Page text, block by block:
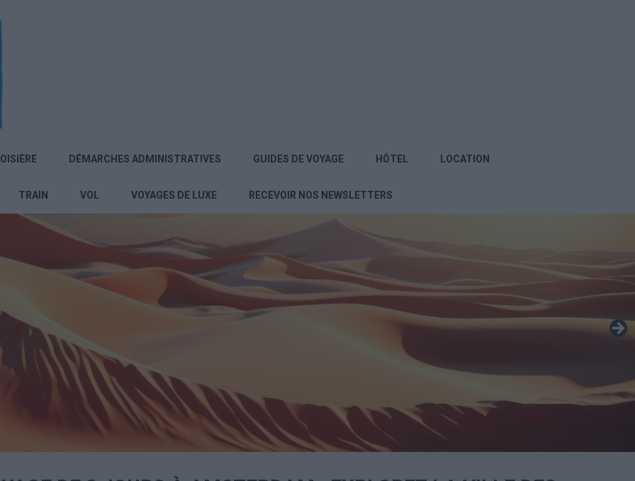
DÉMARCHES ADMINISTRATIVES GUIDES DE VOYAGE HÔTEL LOCATION
TRAIN VOL VOYAGES DE LUXE RECEVOIR NOS NEWSLETTERS